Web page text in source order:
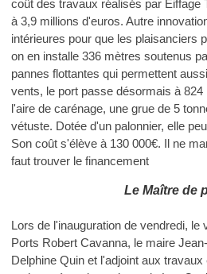
coût des travaux réalisés par
à 3,9 millions d'euros. Autre
intérieures pour que les plaisanciers
on en installe 336 mètres soutenus
pannes flottantes qui permettent
vents, le port passe désormais à
l'aire de carénage, une grue de 5
vétuste. Dotée d'un palonnier, elle
Son coût s'élève à 130 000€. Il ne
faut trouver le financement
Le Maître de
Lors de l'inauguration de vendredi,
Ports Robert Cavanna, le maire
Delphine Quin et l'adjoint aux